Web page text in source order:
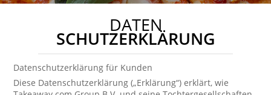
DATEN
SCHUTZERKLÄRUNG
Datenschutzerklärung für Kunden
Diese Datenschutzerklärung („Erklärung“) erklärt, wie